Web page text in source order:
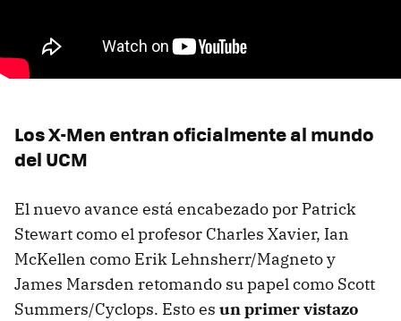
Los X-Men entran oficialmente al mundo
del UCM
El nuevo avance está encabezado por Patrick
Stewart como el profesor Charles Xavier, Ian
McKellen como Erik Lehnsherr/Magneto y
James Marsden retomando su papel como Scott
Summers/Cyclops. Esto es un primer vistazo